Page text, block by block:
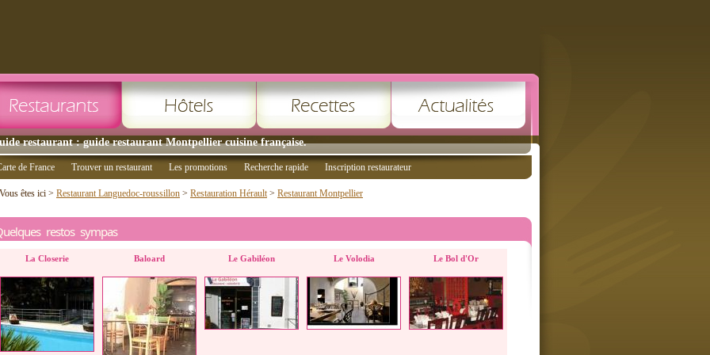
restaurant : guide restaurant Montpellier cuisine française.
de France Trouver un restaurant Les promotions Recherche rapide Inscription restaurateur
Vous êtes ici > Restaurant Languedoc-roussillon > Restauration Hérault> Restaurant Montpellier
restos sympas
La Closerie Baloard Le Gabiléon Le Volodia Le Bol d'Or